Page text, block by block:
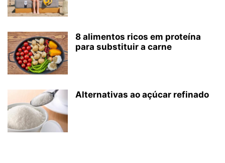
8 alimentos ricos em proteína
para substituir a carne
Alternativas ao açúcar refinado